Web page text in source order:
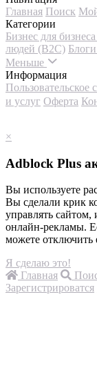
Главная Поиск
Категории
Бизнес для
людей (B2C)
Меньше
Информация
Пользовательское
и услуг Оферта
×
Adblock Plus
Вы используете
Вы сделали крик
управлять сайтом,
онлайн-рекламы.
можете отключить
Я сделаю это!
Главная
Зарегистрироватся